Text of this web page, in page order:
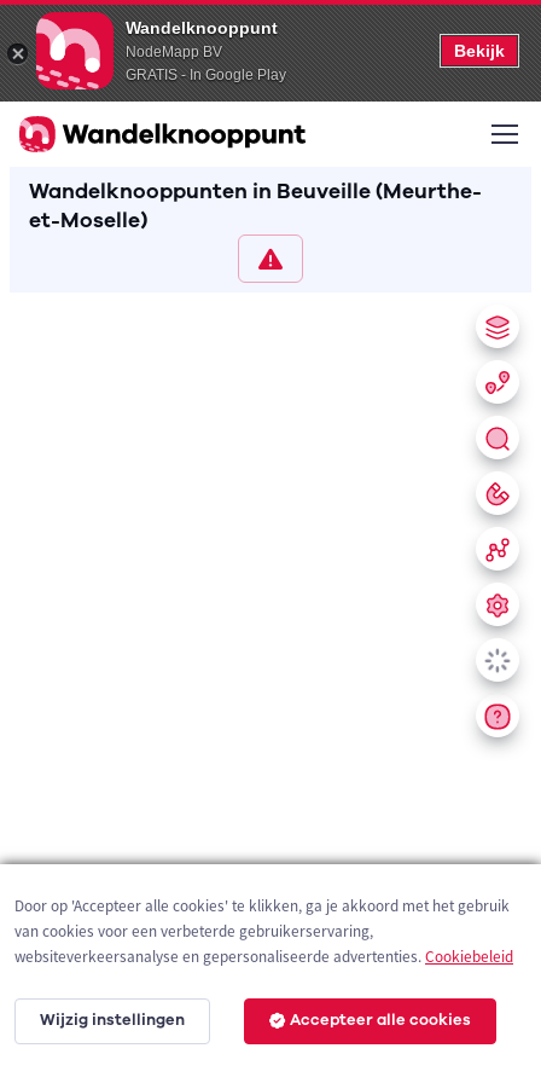
Wandelknooppunt
NodeMapp BV
GRATIS - In Google Play
Bekijk
Wandelknooppunten in Beuveille (Meurthe-
et-Moselle)
200 m
Door op 'Accepteer alle cookies' te klikken, ga je akkoord met het gebruik
van cookies voor een verbeterde gebruikerservaring,
websiteverkeersanalyse en gepersonaliseerde advertenties.Cookiebeleid
Wijzig instellingen Accepteer alle cookies